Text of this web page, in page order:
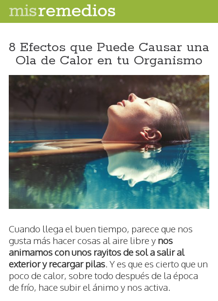
8 Efectos que Puede Causar una
Ola de Calor en tu Organismo
Cuando llega el buen tiempo, parece que nos
gusta más hacer cosas al aire libre y nos
animamos con unos rayitos de sol a salir al
exterior y recargar pilas. Y es que es cierto que un
poco de calor, sobre todo después de la época
de frío, hace subir el ánimo y nos activa.